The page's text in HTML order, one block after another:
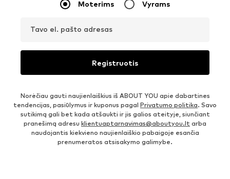
Moterims Vyrams
Tavo el. pašto adresas
Registruotis
Norėčiau gauti naujienlaiškius iš ABOUT YOU apie dabartines
tendencijas, pasiūlymus ir kuponus pagal Privatumo politika. Savo
sutikimą gali bet kada atšaukti ir jis galios ateityje, siunčiant
pranešimą adresu klientuaptarnavimas@aboutyou.lt arba
naudojantis kiekvieno naujienlaiškio pabaigoje esančia
prenumeratos atsisakymo galimybe.